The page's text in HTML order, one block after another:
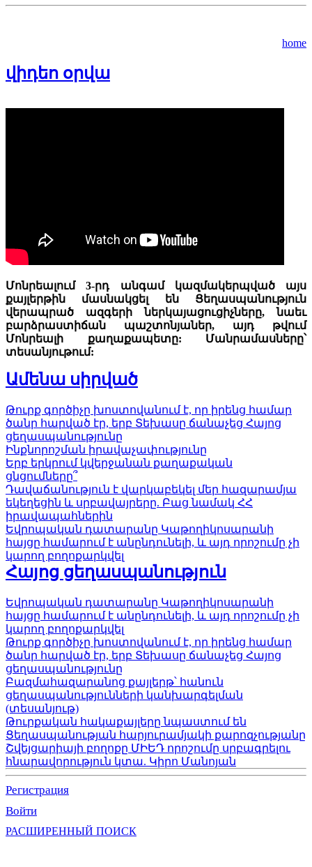
home
վիդեո օրվա
Մոնրեալում 3-րդ անգամ կազմակերպված այս
քայլերթին մասնակցել են Ցեղասպանություն
վերապրած ազգերի ներկայացուցիչները, նաեւ
բարձրաստիճան պաշտոնյաներ, այդ թվում
Մոնրեալի քաղաքապետը: Մանրամասները՝
տեսանյութում:
Ամենա սիրված
Թուրք գործիչը խոստովանում է, որ իրենց համար
ծանր հարված էր, երբ Տեխասը ճանաչեց Հայոց
ցեղասպանությունը
Ինքնորոշման իրավաչափությունը
Երբ երկրում կվերջանան քաղաքական
ցնցումները՞
Դավաճանություն է վարկաբեկել մեր հազարամյա
եկեղեցին և սրբավայրերը. Բաց նամակ ՀՀ
իրավապահներին
Եվրոպական դատարանը Կաթողիկոսարանի
հայցը համարում է անընդունելի, և այդ որոշումը չի
կարող բողոքարկվել
Հայոց ցեղասպանություն
Եվրոպական դատարանը Կաթողիկոսարանի
հայցը համարում է անընդունելի, և այդ որոշումը չի
կարող բողոքարկվել
Թուրք գործիչը խոստովանում է, որ իրենց համար
ծանր հարված էր, երբ Տեխասը ճանաչեց Հայոց
ցեղասպանությունը
Բազմահազարանոց քայլերթ՝ հանուն
ցեղասպանությունների կանխարգելման
(տեսանյութ)
Թուրքական հակաքայլերը նպաստում են
Ցեղասպանության հարյուրամյակի քարոզչությանը
Շվեյցարիայի բողոքը ՄԻԵԴ որոշումը սրբագրելու
հնարավորություն կտա. Կիրո Մանոյան
Регистрация
Войти
РАСШИРЕННЫЙ ПОИСК